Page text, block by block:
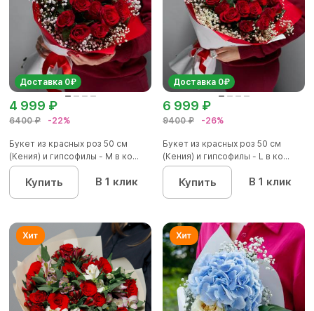
Доставка 0₽
6400 ₽ -22%
4 999 ₽
Букет из красных роз 50 см
(Кения) и гипсофилы - М в ко...
Купить В 1 клик
Доставка 0₽
9400 ₽ -26%
6 999 ₽
Букет из красных роз 50 см
(Кения) и гипсофилы - L в ко...
Купить В 1 клик